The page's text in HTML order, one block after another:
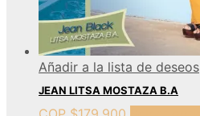
Añadir a la lista de deseos
JEAN LITSA MOSTAZA B.A